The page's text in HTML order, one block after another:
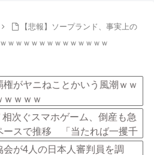
【悲報】ソープランド、事実上の
ｗｗｗｗｗｗｗｗｗｗｗｗｗ
がヤニねことかいう風潮ｗｗ
ｗｗｗｗ
相次ぐスマホゲーム、倒産も急
スで推移 「当たれば一攫千
に
会が4人の日本人審判員を調